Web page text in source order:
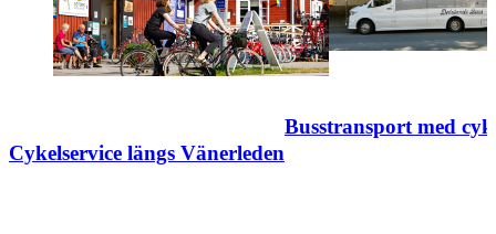
Cykelservice längs Vänerleden
Busstransport med